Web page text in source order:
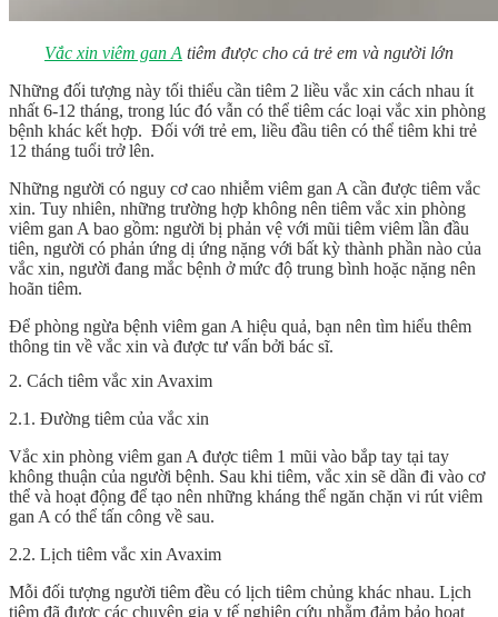
Vắc xin viêm gan A tiêm được cho cả trẻ em và người lớn
Những đối tượng này tối thiểu cần tiêm 2 liều vắc xin cách nhau ít
nhất 6-12 tháng, trong lúc đó vẫn có thể tiêm các loại vắc xin phòng
bệnh khác kết hợp. Đối với trẻ em, liều đầu tiên có thể tiêm khi trẻ
12 tháng tuổi trở lên.
Những người có nguy cơ cao nhiễm viêm gan A cần được tiêm vắc
xin. Tuy nhiên, những trường hợp không nên tiêm vắc xin phòng
viêm gan A bao gồm: người bị phản vệ với mũi tiêm viêm lần đầu
tiên, người có phản ứng dị ứng nặng với bất kỳ thành phần nào của
vắc xin, người đang mắc bệnh ở mức độ trung bình hoặc nặng nên
hoãn tiêm.
Để phòng ngừa bệnh viêm gan A hiệu quả, bạn nên tìm hiểu thêm
thông tin về vắc xin và được tư vấn bởi bác sĩ.
2. Cách tiêm vắc xin Avaxim
2.1. Đường tiêm của vắc xin
Vắc xin phòng viêm gan A được tiêm 1 mũi vào bắp tay tại tay
không thuận của người bệnh. Sau khi tiêm, vắc xin sẽ dần đi vào cơ
thể và hoạt động để tạo nên những kháng thể ngăn chặn vi rút viêm
gan A có thể tấn công về sau.
2.2. Lịch tiêm vắc xin Avaxim
Mỗi đối tượng người tiêm đều có lịch tiêm chủng khác nhau. Lịch
tiêm đã được các chuyên gia y tế nghiên cứu nhằm đảm bảo hoạt